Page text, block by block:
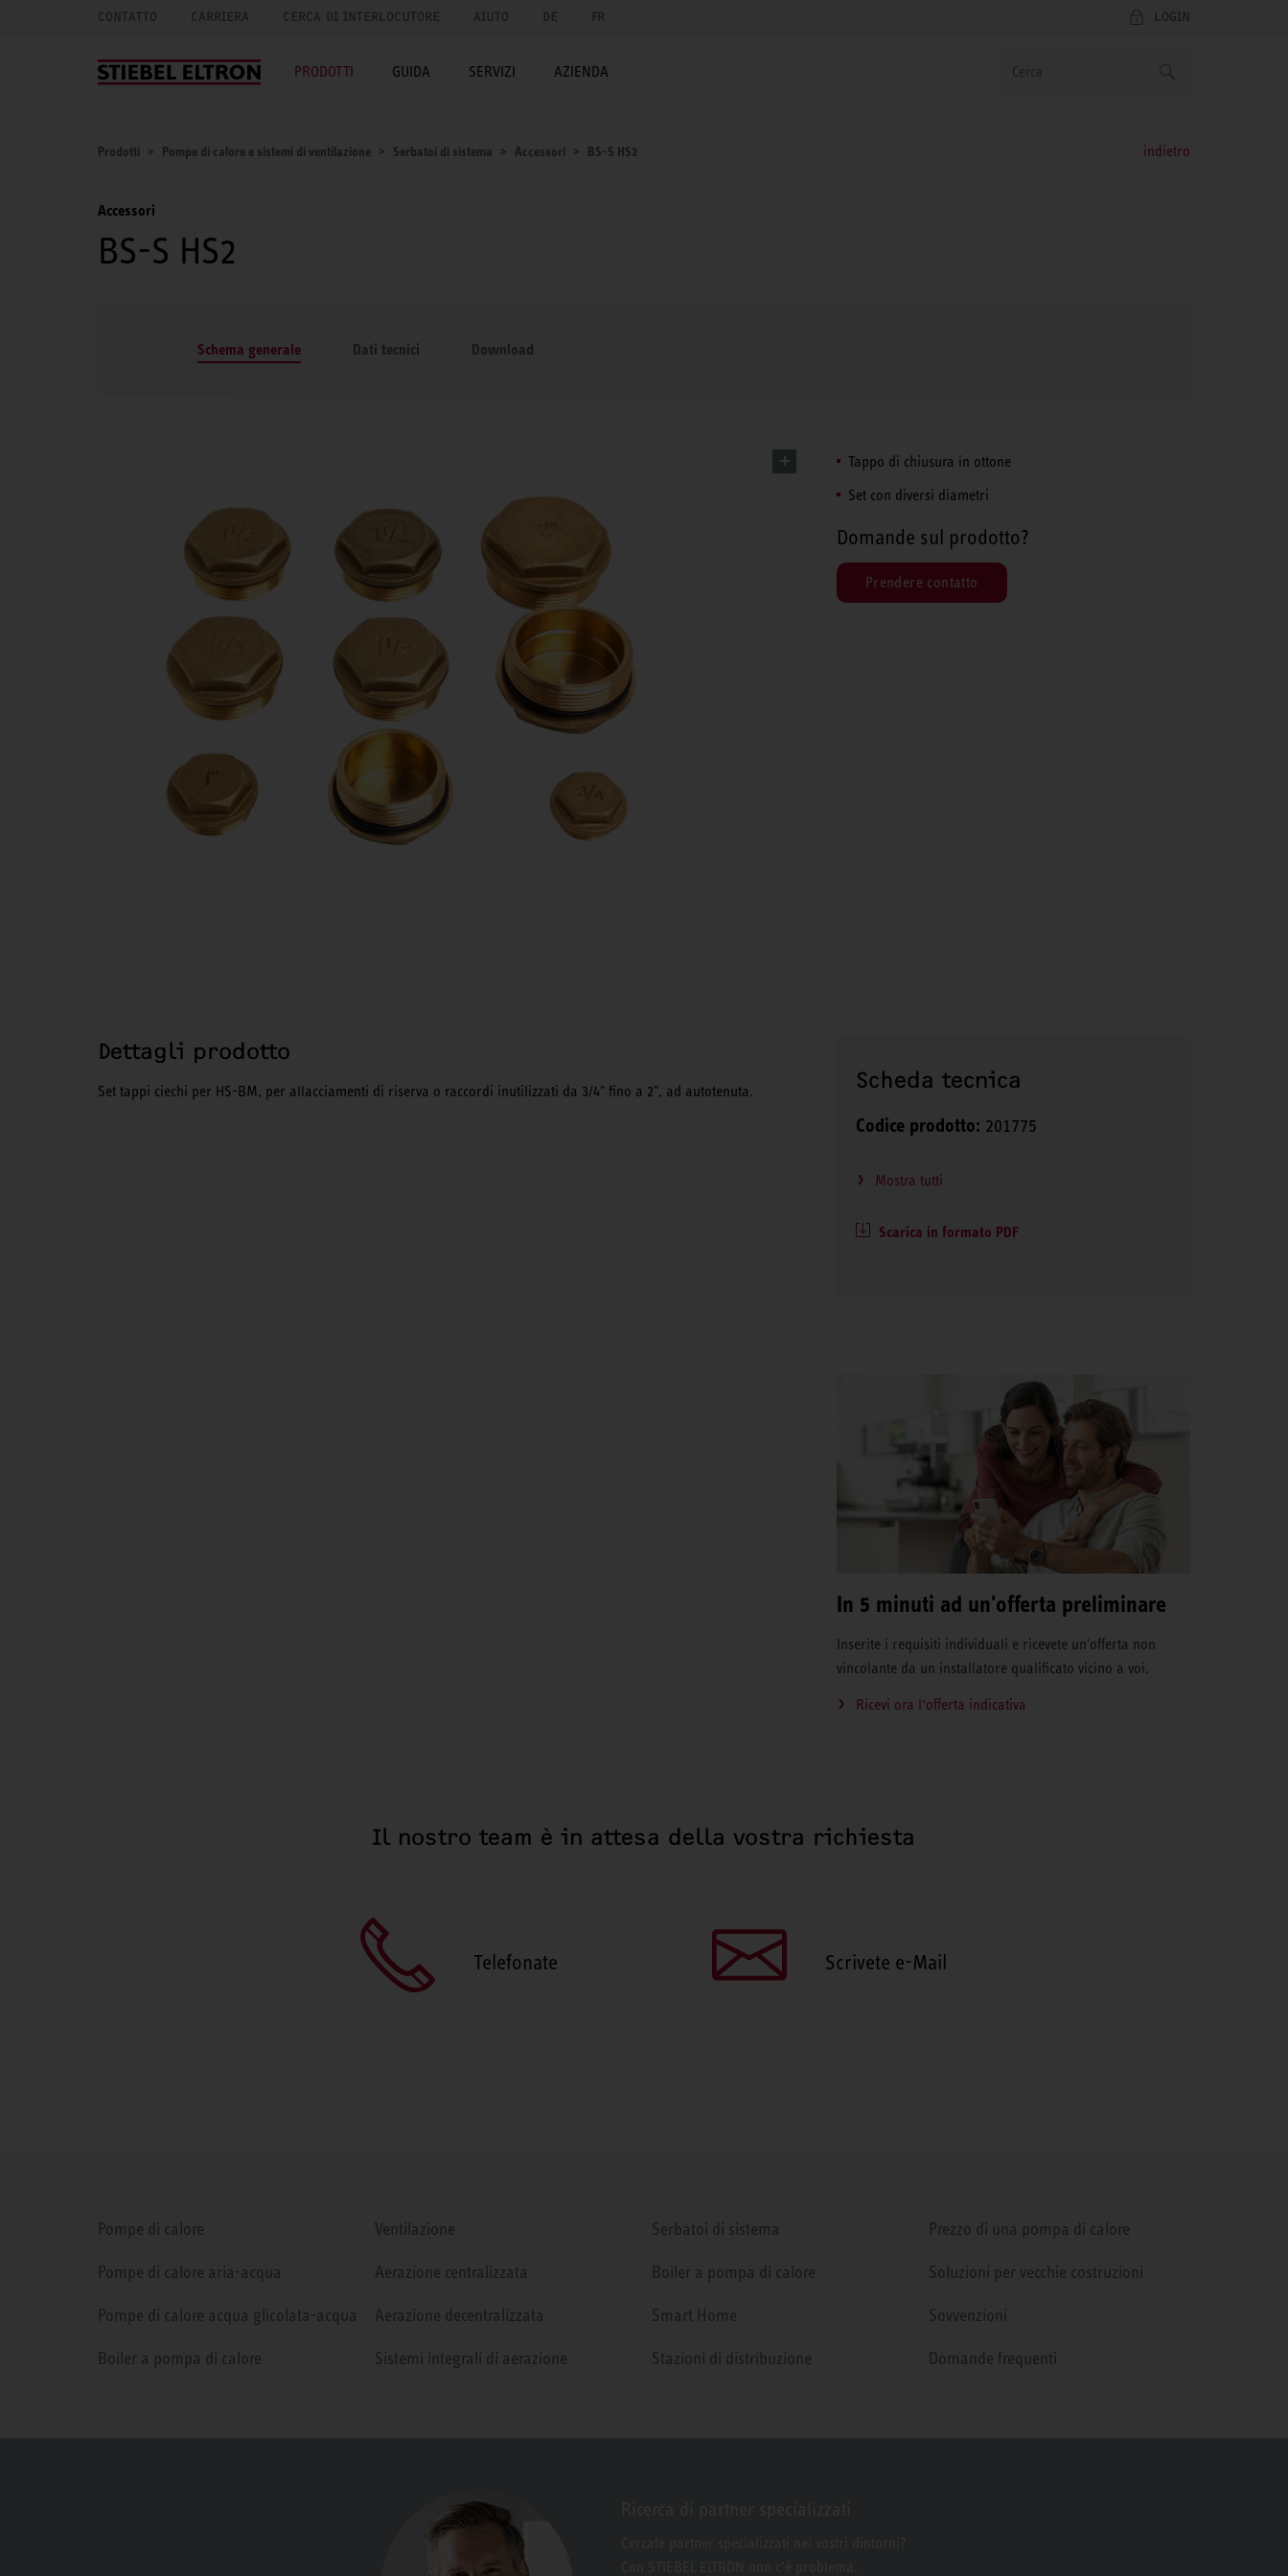
CONTATTO CARRIERA CERCA DI INTERLOCUTORE AIUTO DE FR LOGIN
PRODOTTI GUIDA SERVIZI AZIENDA
Prodotti Pompe di calore e sistemi di ventilazione Serbatoi di sistema Accessori BS-S HS2 indietro
Accessori
BS-S HS2
Schema generale Dati tecnici Download
Tappo di chiusura in ottone
Set con diversi diametri
Domande sul prodotto?
Prendere contatto
Dettagli prodotto
Set tappi ciechi per HS-BM, per allacciamenti di riserva o raccordi inutilizzati da 3/4" fino a 2", ad autotenuta. Scheda tecnica
Codice prodotto: 201775
Mostra tutti
Scarica in formato PDF
In 5 minuti ad un'offerta preliminare
Inserite i requisiti individuali e ricevete un'offerta non
vincolante da un installatore qualificato vicino a voi.
Ricevi ora l‘offerta indicativa
Il nostro team è in attesa della vostra richiesta
Telefonate Scrivete e-Mail
Pompe di calore
Pompe di calore aria-acqua
Pompe di calore acqua glicolata-acqua
Boiler a pompa di calore
Ventilazione
Aerazione centralizzata
Aerazione decentralizzata
Sistemi integrali di aerazione
Serbatoi di sistema
Boiler a pompa di calore
Smart Home
Stazioni di distribuzione
Prezzo di una pompa di calore
Soluzioni per vecchie costruzioni
Sovvenzioni
Domande frequenti